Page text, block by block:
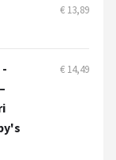
€ 13,89
€ 14,49